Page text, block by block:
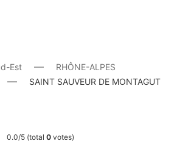
Est
RHÔNE-ALPES
SAINT SAUVEUR DE MONTAGUT
0.0/5 (total 0 votes)